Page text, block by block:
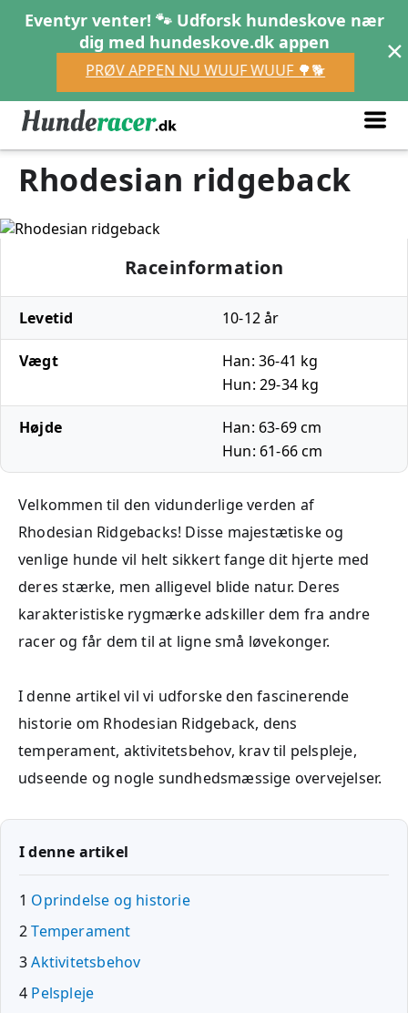
Eventyr venter! 🐾 Udforsk hundeskove nær
dig med hundeskove.dk appen
PRØV APPEN NU WUUF WUUF 🌳🐕 ×
Rhodesian ridgeback
Raceinformation
Levetid 10-12 år
Vægt
Han: 36-41 kg
Hun: 29-34 kg
Højde
Han: 63-69 cm
Hun: 61-66 cm
Velkommen til den vidunderlige verden af
Rhodesian Ridgebacks! Disse majestætiske og
venlige hunde vil helt sikkert fange dit hjerte med
deres stærke, men alligevel blide natur. Deres
karakteristiske rygmærke adskiller dem fra andre
racer og får dem til at ligne små løvekonger.
I denne artikel vil vi udforske den fascinerende
historie om Rhodesian Ridgeback, dens
temperament, aktivitetsbehov, krav til pelspleje,
udseende og nogle sundhedsmæssige overvejelser.
I denne artikel
1 Oprindelse og historie
2Temperament
3Aktivitetsbehov
4 Pelspleje